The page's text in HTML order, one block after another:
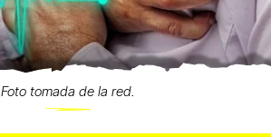
Foto tomada de la red.